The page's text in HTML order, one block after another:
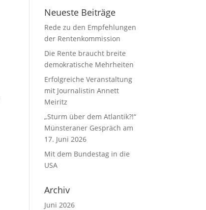
Neueste Beiträge
Rede zu den Empfehlungen
der Rentenkommission
Die Rente braucht breite
demokratische Mehrheiten
Erfolgreiche Veranstaltung
mit Journalistin Annett
Meiritz
„Sturm über dem Atlantik?!“
Münsteraner Gespräch am
17. Juni 2026
Mit dem Bundestag in die
USA
Archiv
Juni 2026